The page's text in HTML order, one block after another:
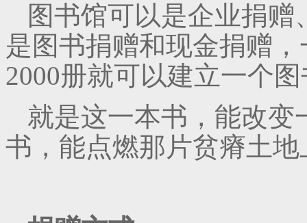
图书馆可以是企业捐
是图书捐赠和现金捐赠
2000册就可以建立一个
就是这一本书，能改变
书，能点燃那片贫瘠土